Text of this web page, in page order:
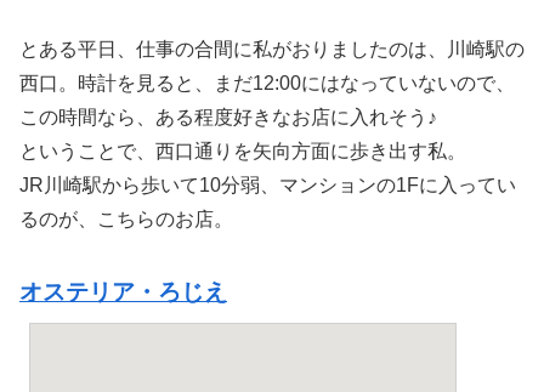
とある平日、仕事の合間に私がおりましたのは、川崎駅の
西口。時計を見ると、まだ12:00にはなっていないので、
この時間なら、ある程度好きなお店に入れそう♪
ということで、西口通りを矢向方面に歩き出す私。
JR川崎駅から歩いて10分弱、マンションの1Fに入ってい
るのが、こちらのお店。
オステリア・ろじえ